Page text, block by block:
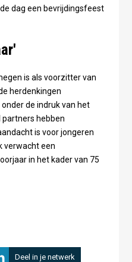
dag een bevrijdingsfeest
is als voorzitter van
herdenkingen
de indruk van het
hebben
is voor jongeren
verwacht een
in het kader van 75
Deel in je netwerk